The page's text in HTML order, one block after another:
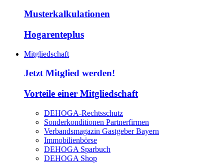
Musterkalkulationen
Hogarenteplus
Mitgliedschaft
Jetzt Mitglied werden!
Vorteile einer Mitgliedschaft
DEHOGA-Rechtsschutz
Sonderkonditionen Partnerfirmen
Verbandsmagazin Gastgeber Bayern
Immobilienbörse
DEHOGA Sparbuch
DEHOGA Shop